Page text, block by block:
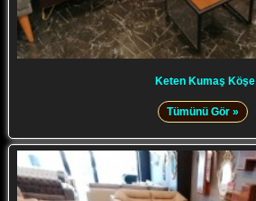
Keten Kumaş Köşe
Tümünü Gör »